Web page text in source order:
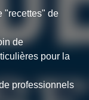
"recettes" de
de
pour la
professionnels